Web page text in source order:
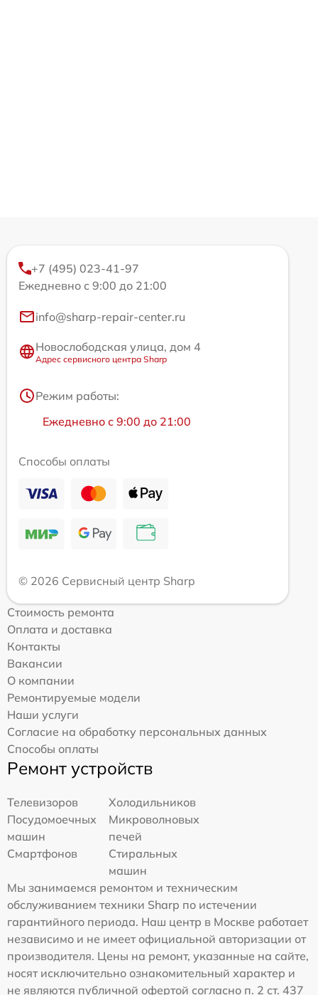
+7 (495) 023-41-97
Ежедневно с 9:00 до 21:00
info@sharp-repair-center.ru
Новослободская улица, дом 4
Адрес сервисного центра Sharp
Режим работы:
Ежедневно с 9:00 до 21:00
Способы оплаты
© 2026 Сервисный центр Sharp
Стоимость ремонта
Оплата и доставка
Контакты
Вакансии
О компании
Ремонтируемые модели
Наши услуги
Согласие на обработку персональных данных
Способы оплаты
Ремонт устройств
Телевизоров
Холодильников
Посудомоечных
машин
Микроволновых
печей
Смартфонов
Стиральных
машин
Мы занимаемся ремонтом и техническим
обслуживанием техники Sharp по истечении
гарантийного периода. Наш центр в Москве работает
независимо и не имеет официальной авторизации от
производителя. Цены на ремонт, указанные на сайте,
носят исключительно ознакомительный характер и
не являются публичной офертой согласно п. 2 ст. 437